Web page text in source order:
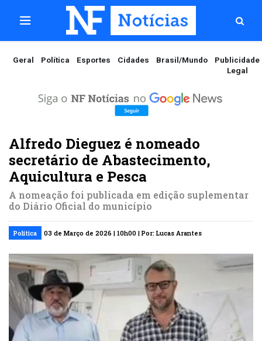
Geral Política Esportes Cidades Brasil/Mundo
Publicidade
Legal
Alfredo Dieguez é nomeado
secretário de Abastecimento,
Aquicultura e Pesca
A nomeação foi publicada em edição suplementar
do Diário Oficial do município
Política 03 de Março de 2026 | 10h00 | Por: Lucas Arantes